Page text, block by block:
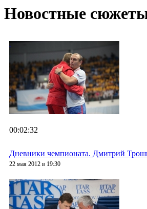
Новостные
00:02:32
Дневники чемпионата. Дмитрий
22 мая 2012 в 19:30